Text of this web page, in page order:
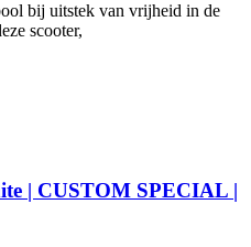
bij uitstek van vrijheid in de
scooter,
| CUSTOM SPECIAL |